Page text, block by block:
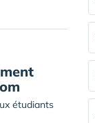
étudiants